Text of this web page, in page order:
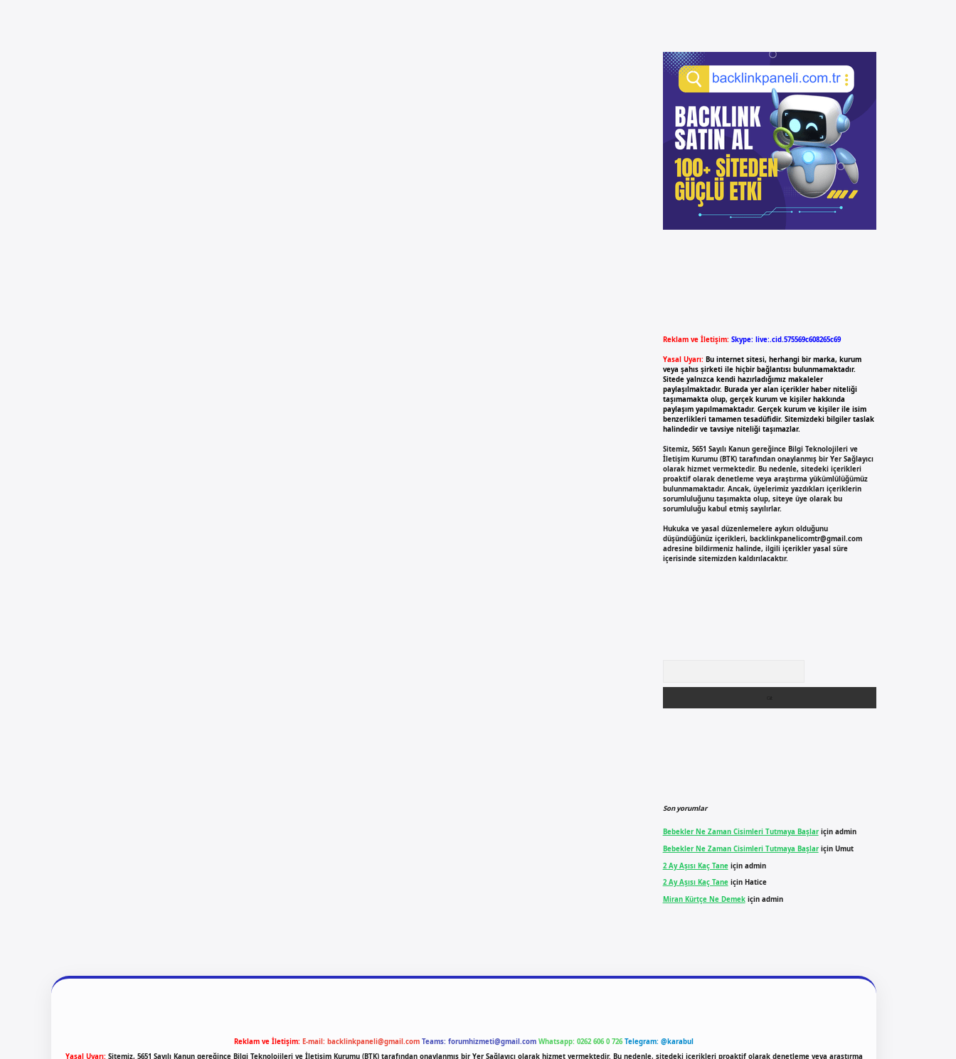
Reklam ve İletişim: Skype: live:.cid.575569c608265c69
Yasal Uyarı: Bu internet sitesi, herhangi bir marka, kurum
veya şahıs şirketi ile hiçbir bağlantısı bulunmamaktadır.
Sitede yalnızca kendi hazırladığımız makaleler
paylaşılmaktadır. Burada yer alan içerikler haber niteliği
taşımamakta olup, gerçek kurum ve kişiler hakkında
paylaşım yapılmamaktadır. Gerçek kurum ve kişiler ile isim
benzerlikleri tamamen tesadüfidir. Sitemizdeki bilgiler taslak
halindedir ve tavsiye niteliği taşımazlar.
Sitemiz, 5651 Sayılı Kanun gereğince Bilgi Teknolojileri ve
İletişim Kurumu (BTK) tarafından onaylanmış bir Yer Sağlayıcı
olarak hizmet vermektedir. Bu nedenle, sitedeki içerikleri
proaktif olarak denetleme veya araştırma yükümlülüğümüz
bulunmamaktadır. Ancak, üyelerimiz yazdıkları içeriklerin
sorumluluğunu taşımakta olup, siteye üye olarak bu
sorumluluğu kabul etmiş sayılırlar.
Hukuka ve yasal düzenlemelere aykırı olduğunu
düşündüğünüz içerikleri, backlinkpanelicomtr@gmail.com
adresine bildirmeniz halinde, ilgili içerikler yasal süre
içerisinde sitemizden kaldırılacaktır.
Son yorumlar
Bebekler Ne Zaman Cisimleri Tutmaya Başlariçin admin
Bebekler Ne Zaman Cisimleri Tutmaya Başlariçin Umut
2 Ay Aşısı Kaç Taneiçin admin
2 Ay Aşısı Kaç Taneiçin Hatice
Miran Kürtçe Ne Demekiçin admin
Reklam ve İletişim: E-mail: backlinkpaneli@gmail.com Teams: forumhizmeti@gmail.com Whatsapp: 0262 606 0 726 Telegram: @karabul
Yasal Uyarı: Sitemiz, 5651 Sayılı Kanun gereğince Bilgi Teknolojileri ve İletişim Kurumu (BTK) tarafından onaylanmış bir Yer Sağlayıcı olarak hizmet vermektedir. Bu nedenle, sitedeki içerikleri proaktif olarak denetleme veya araştırma